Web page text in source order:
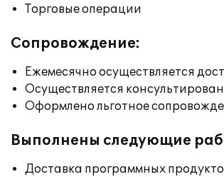
Торговые операции
Сопровождение:
Ежемесячно осуществляется
Осуществляется
Оформлено льготное
Выполнены следующие
Доставка программных